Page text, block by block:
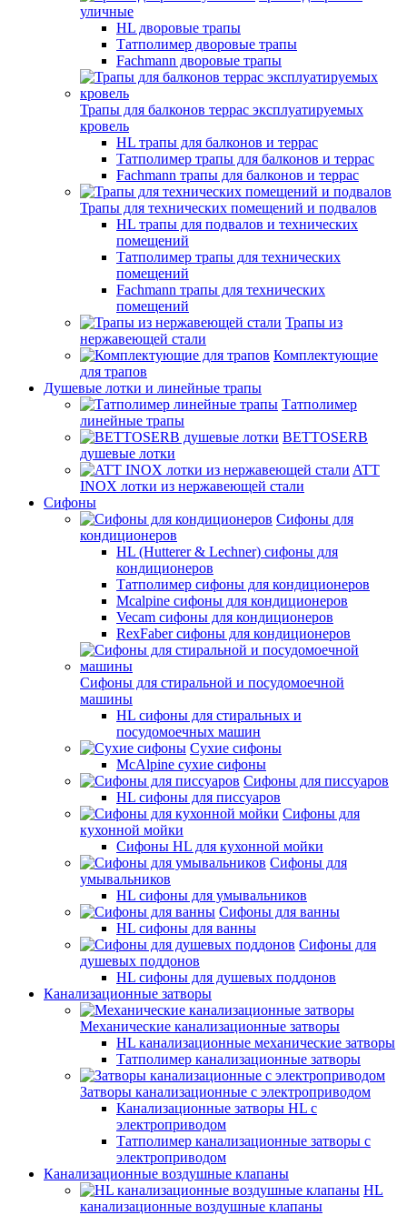
уличные
HL дворовые трапы
Татполимер дворовые трапы
Fachmann дворовые трапы
Трапы для балконов террас эксплуатируемых
кровель
HL трапы для балконов и террас
Татполимер трапы для балконов и террас
Fachmann трапы для балконов и террас
Трапы для технических помещений и подвалов
HL трапы для подвалов и технических
помещений
Татполимер трапы для технических
помещений
Fachmann трапы для технических
помещений
Трапы из
нержавеющей стали
Комплектующие
для трапов
Душевые лотки и линейные трапы
Татполимер
линейные трапы
BETTOSERB
душевые лотки
ATT
INOX лотки из нержавеющей стали
Сифоны
Сифоны для
кондиционеров
HL (Hutterer & Lechner) сифоны для
кондиционеров
Татполимер сифоны для кондиционеров
Mcalpine сифоны для кондиционеров
Vecam сифоны для кондиционеров
RexFaber сифоны для кондиционеров
Сифоны для стиральной и посудомоечной
машины
HL сифоны для стиральных и
посудомоечных машин
Сухие сифоны
McAlpine сухие сифоны
Сифоны для писсуаров
HL сифоны для писсуаров
Сифоны для
кухонной мойки
Сифоны HL для кухонной мойки
Сифоны для
умывальников
HL сифоны для умывальников
Сифоны для ванны
HL сифоны для ванны
Сифоны для
душевых поддонов
HL сифоны для душевых поддонов
Канализационные затворы
Механические канализационные затворы
HL канализационные механические затворы
Татполимер канализационные затворы
Затворы канализационные с электроприводом
Канализационные затворы HL с
электроприводом
Татполимер канализационные затворы с
электроприводом
Канализационные воздушные клапаны
HL
канализационные воздушные клапаны